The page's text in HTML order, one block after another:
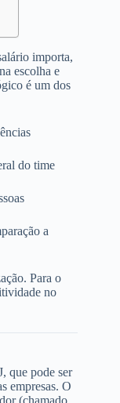
importa,
escolha e
é um dos
do time
a
Para o
no
que pode ser
empresas. O
(chamado